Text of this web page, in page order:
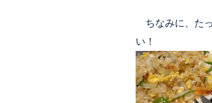
ちなみに、た
い！